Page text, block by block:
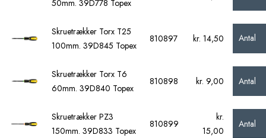
50mm. 39D778 Topex
Skruetrækker Torx T25
100mm. 39D845 Topex
810897 kr. 14,50 Antal
Skruetrækker Torx T6
60mm. 39D840 Topex
810898 kr. 9,00 Antal
Skruetrækker PZ3
150mm. 39D833 Topex
810899
kr.
15,00
Antal